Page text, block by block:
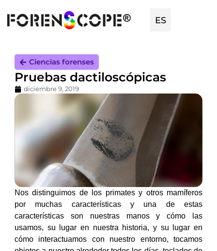
ES
TR
Ciencias forenses
Pruebas dactiloscópicas
diciembre 9, 2019
Nos distinguimos de los primates y otros mamíferos
por muchas características y una de estas
características son nuestras manos y cómo las
usamos, su lugar en nuestra historia, y su lugar en
cómo interactuamos con nuestro entorno, tocamos